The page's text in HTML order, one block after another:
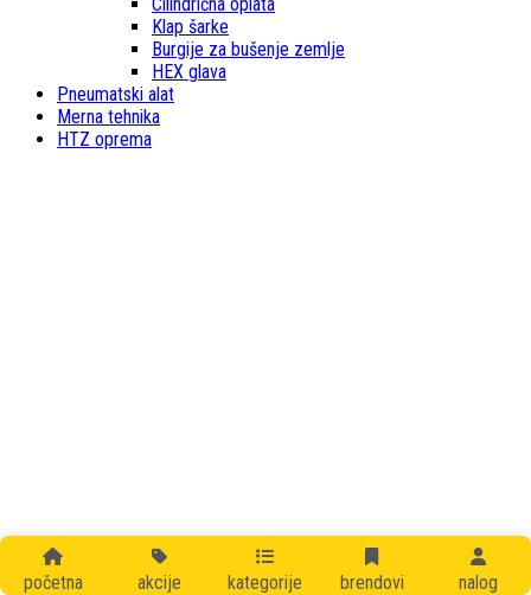
početna akcije kategorije brendovi nalog
Klap šarke
Burgije za bušenje zemlje
HEX glava
Pneumatski alat
Merna tehnika
HTZ oprema